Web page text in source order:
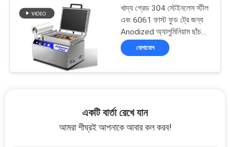
খাদ্য গ্রেড 304 স্টেইনলেস স্টীল
এবং 6061 ফাস্ট ফুড ট্রে জন্য
Anodized অ্যালুমিনিয়াম ছাঁচ
সঙ্গে হাত চাপানো ভ্যাকুয়াম ত্বক
সীল মেশিন DQ320VST
যোগাযোগ
একটি বার্তা রেখে যান
আমরা শীঘ্রই আপনাকে আবার কল করব!